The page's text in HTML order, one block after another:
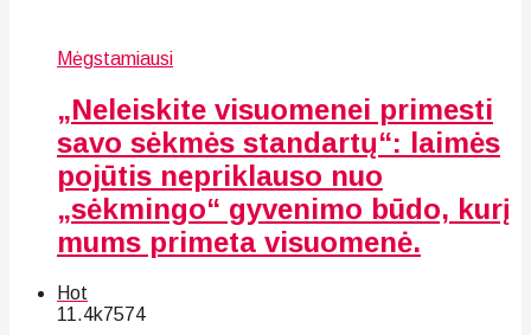
Mėgstamiausi
„Neleiskite visuomenei primesti
savo sėkmės standartų“: laimės
pojūtis nepriklauso nuo
„sėkmingo“ gyvenimo būdo, kurį
mums primeta visuomenė.
Hot
11.4k7574